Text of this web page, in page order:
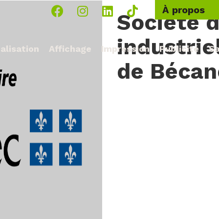
À propos
Affichage Impression Publicité
Société
de